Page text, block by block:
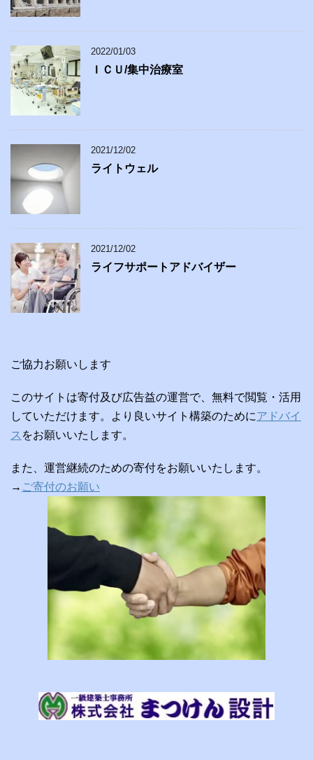
2022/01/03
ＩＣＵ/集中治療室
2021/12/02
ライトウェル
2021/12/02
ライフサポートアドバイザー
ご協力お願いします
このサイトは寄付及び広告益の運営で、無料で閲覧・活用
していただけます。より良いサイト構築のためにアドバイ
ス をお願いいたします。
また、運営継続のための寄付をお願いいたします。
→ ご寄付のお願い